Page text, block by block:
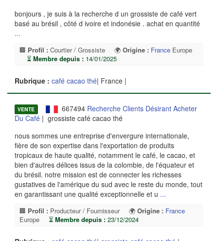
bonjours , je suis à la recherche d un grossiste de café vert
basé au brésil , côté d ivoire et indonésie . achat en quantité
...
🏢 Profil : Courtier / Grossiste 🌍 Origine : France Europe
⏳ Membre depuis : 14/01/2025
Rubrique : café cacao thé| France |
VENTE 667494 Recherche Clients Désirant Acheter
Du Café | grossiste café cacao thé
nous sommes une entreprise d'envergure internationale,
fière de son expertise dans l'exportation de produits
tropicaux de haute qualité, notamment le café, le cacao, et
bien d'autres délices issus de la colombie, de l'équateur et
du brésil. notre mission est de connecter les richesses
gustatives de l'amérique du sud avec le reste du monde, tout
en garantissant une qualité exceptionnelle et u ...
🏢 Profil : Producteur / Fournisseur 🌍 Origine : France
Europe
⏳ Membre depuis : 23/12/2024